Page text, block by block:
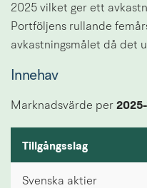
2025 vilket ger ett
Portföljens rullande
avkastningsmålet då det
Innehav
Marknadsvärde per 2025-
Innehav
Tillgångsslag
Svenska aktier